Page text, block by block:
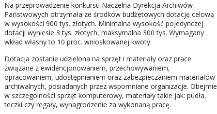
Na przeprowadzenie konkursu Naczelna Dyrekcja Archiwów
Państwowych otrzymała ze środków budżetowych dotację celową
w wysokości 900 tys. złotych. Minimalna wysokość pojedynczej
dotacji wyniesie 3 tys. złotych, maksymalna 300 tys. Wymagany
wkład własny to 10 proc. wnioskowanej kwoty.
Dotacja zostanie udzielona na sprzęt i materiały oraz prace
związane z ewidencjonowaniem, przechowywaniem,
opracowaniem, udostępnianiem oraz zabezpieczaniem materiałów
archiwalnych, posiadanych przez wspomniane organizacje. Obejmie
w szczególności sprzęt komputerowy, materiały takie jak: pudła,
teczki czy regały, wynagrodzenie za wykonaną pracę.